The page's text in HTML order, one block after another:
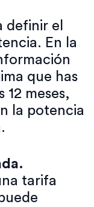
definir el
En la
que has
12 meses,
la potencia
tarifa